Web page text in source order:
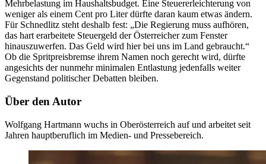
Mehrbelastung im Haushaltsbudget. Eine Steuererleichterung von
weniger als einem Cent pro Liter dürfte daran kaum etwas ändern.
Für Schnedlitz steht deshalb fest: „Die Regierung muss aufhören,
das hart erarbeitete Steuergeld der Österreicher zum Fenster
hinauszuwerfen. Das Geld wird hier bei uns im Land gebraucht.“
Ob die Spritpreisbremse ihrem Namen noch gerecht wird, dürfte
angesichts der nunmehr minimalen Entlastung jedenfalls weiter
Gegenstand politischer Debatten bleiben.
Über den Autor
Wolfgang Hartmann wuchs in Oberösterreich auf und arbeitet seit
Jahren hauptberuflich im Medien- und Pressebereich.